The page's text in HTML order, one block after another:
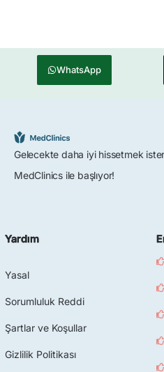
WhatsApp
Gelecekte daha iyi hissetmek
MedClinics ile başlıyor!
Yardım
Yasal
Sorumluluk Reddi
Şartlar ve Koşullar
Gizlilik Politikası